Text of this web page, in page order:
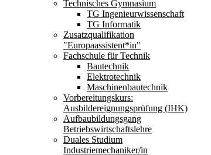
Technisches Gymnasium
TG Ingenieurwissenschaft
TG Informatik
Zusatzqualifikation
"Europaassistent*in"
Fachschule für Technik
Bautechnik
Elektrotechnik
Maschinenbautechnik
Vorbereitungskurs:
Ausbildereignungsprüfung (IHK)
Aufbaubildungsgang
Betriebswirtschaftslehre
Duales Studium
Industriemechaniker/in